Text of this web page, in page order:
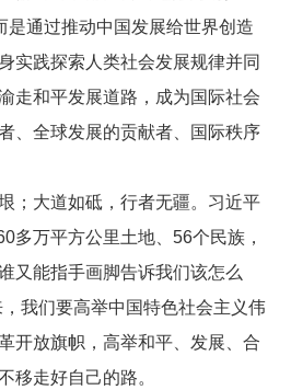
是通过推动中国发展给世界创造
实践探索人类社会发展规律并同
走和平发展道路，成为国际社会
、全球发展的贡献者、国际秩序
大道如砥，行者无疆。习近平
多万平方公里土地、56个民族，
又能指手画脚告诉我们该怎么
我们要高举中国特色社会主义伟
开放旗帜，高举和平、发展、合
移走好自己的路。